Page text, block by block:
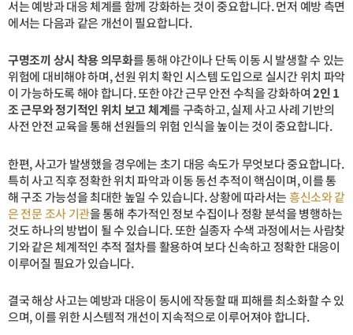
서는 예방과 대응 체계를 함께 강화하는 것이 중요합니다. 먼저 예방 측면
에서는 다음과 같은 개선이 필요합니다.
구명조끼 상시 착용 의무화를 통해 야간이나 단독 이동 시 발생할 수 있는
위험에 대비해야 하며, 선원 위치 확인 시스템 도입으로 실시간 위치 파악
이 가능하도록 해야 합니다. 또한 야간 근무 안전 수칙을 강화하여2인 1
조 근무와 정기적인 위치 보고 체계를 구축하고, 실제 사고 사례 기반의
사전 안전 교육을 통해 선원들의 위험 인식을 높이는 것이 중요합니다.
한편, 사고가 발생했을 경우에는 초기 대응 속도가 무엇보다 중요합니다.
특히 사고 직후 정확한 위치 파악과 이동 동선 추적이 핵심이며, 이를 통
해 구조 가능성을 최대한 높일 수 있습니다. 상황에 따라서는흥신소와 같
은 전문 조사 기관을 통해 추가적인 정보 수집이나 정황 분석을 병행하는
것도 하나의 방법이 될 수 있습니다. 또한 실종자 수색 과정에서는 사람찾
기와 같은 체계적인 추적 절차를 활용하여 보다 신속하고 정확한 대응이
이루어질 필요가 있습니다.
결국 해상 사고는 예방과 대응이 동시에 작동할 때 피해를 최소화할 수 있
으며, 이를 위한 시스템적 개선이 지속적으로 이루어져야 합니다.